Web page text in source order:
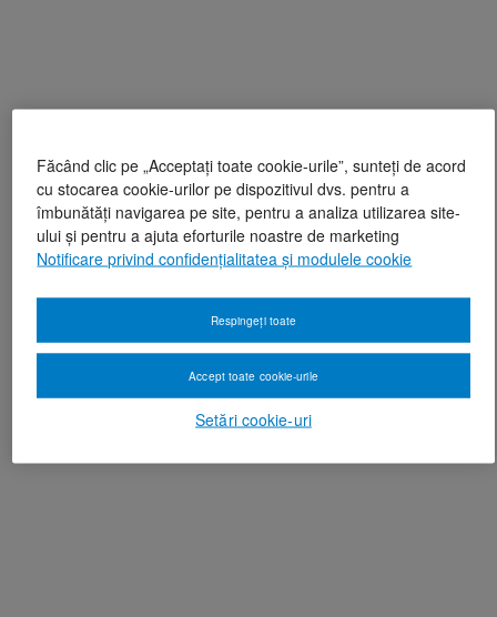
Făcând clic pe „Acceptați toate cookie-urile”, sunteți de acord
cu stocarea cookie-urilor pe dispozitivul dvs. pentru a
îmbunătăți navigarea pe site, pentru a analiza utilizarea site-
ului și pentru a ajuta eforturile noastre de marketing
Notificare privind confidențialitatea și modulele cookie
Setări cookie-uri
Respingeți toate
Accept toate cookie-urile